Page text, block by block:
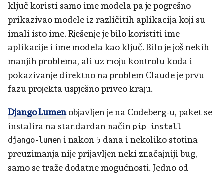
ključ koristi samo ime modela pa je pogrešno
prikazivao modele iz različitih aplikacija koji su
imali isto ime. Rješenje je bilo koristiti ime
aplikacije i ime modela kao ključ. Bilo je još nekih
manjih problema, ali uz moju kontrolu koda i
pokazivanje direktno na problem Claude je prvu
fazu projekta uspješno priveo kraju.
Django Lumenobjavljen je na Codeberg-u, paket se
instalira na standardan način pip install
django-lumen i nakon 5 dana i nekoliko stotina
preuzimanja nije prijavljen neki značajniji bug,
samo se traže dodatne mogućnosti. Jedno od